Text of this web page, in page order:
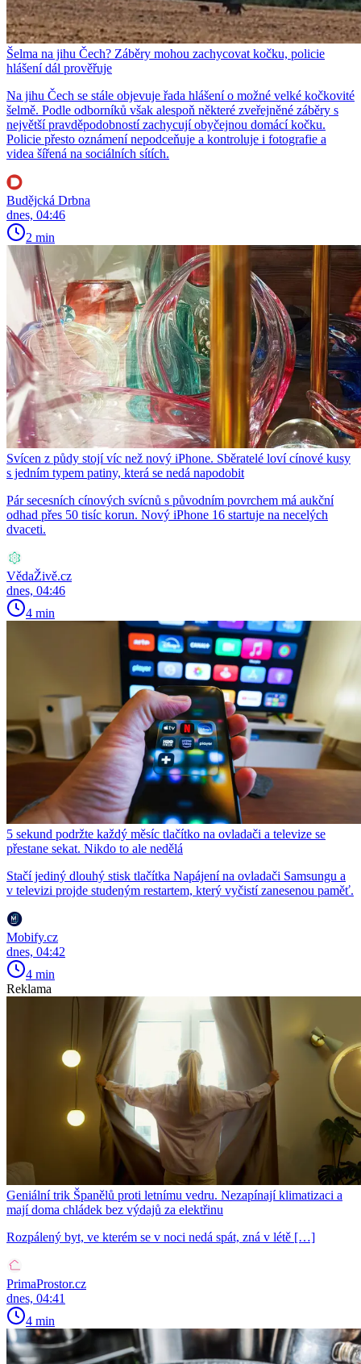
Šelma na jihu Čech? Záběry mohou zachycovat kočku, policie
hlášení dál prověřuje
Na jihu Čech se stále objevuje řada hlášení o možné velké kočkovité
šelmě. Podle odborníků však alespoň některé zveřejněné záběry s
největší pravděpodobností zachycují obyčejnou domácí kočku.
Policie přesto oznámení nepodceňuje a kontroluje i fotografie a
videa šířená na sociálních sítích.
Budějcká Drbna
dnes, 04:46
2 min
Svícen z půdy stojí víc než nový iPhone. Sběratelé loví cínové kusy
s jedním typem patiny, která se nedá napodobit
Pár secesních cínových svícnů s původním povrchem má aukční
odhad přes 50 tisíc korun. Nový iPhone 16 startuje na necelých
dvaceti.
VědaŽivě.cz
dnes, 04:46
4 min
5 sekund podržte každý měsíc tlačítko na ovladači a televize se
přestane sekat. Nikdo to ale nedělá
Stačí jediný dlouhý stisk tlačítka Napájení na ovladači Samsungu a
v televizi projde studeným restartem, který vyčistí zanesenou paměť.
Mobify.cz
dnes, 04:42
4 min
Reklama
Geniální trik Španělů proti letnímu vedru. Nezapínají klimatizaci a
mají doma chládek bez výdajů za elektřinu
Rozpálený byt, ve kterém se v noci nedá spát, zná v létě […]
PrimaProstor.cz
dnes, 04:41
4 min